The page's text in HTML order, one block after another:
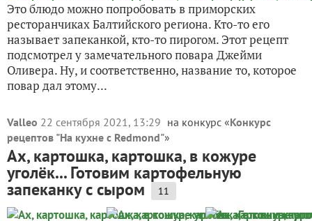
Это блюдо можно попробовать в приморских
ресторанчиках Балтийского региона. Кто-то его
называет запеканкой, кто-то пирогом. Этот рецепт
подсмотрел у замечательного повара Джейми
Оливера. Ну, и соответственно, название то, которое
повар дал этому...
Valleo 22 сентября 2021, 13:29 на конкурс «Конкурс
рецептов "На кухне с Redmond"»
Ах, картошка, картошка, в кожуре
уголёк... Готовим картофельную
запеканку с сыром 11